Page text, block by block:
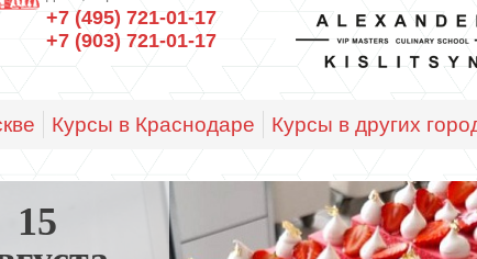
+7 (495) 721-01-17
+7 (903) 721-01-17
Курсы в Краснодаре Курсы в других
15